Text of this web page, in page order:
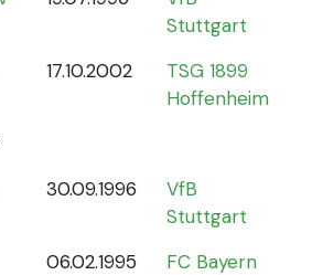
Stuttgart
17.10.2002
TSG 1899
Hoffenheim
30.09.1996
VfB
Stuttgart
06.02.1995
FC Bayern